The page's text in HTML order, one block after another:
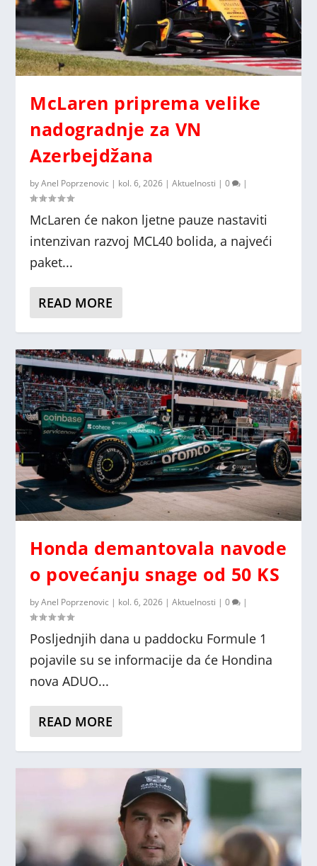
McLaren priprema velike
nadogradnje za VN
Azerbejdžana
byAnel Poprzenovic | kol. 6, 2026 |Aktuelnosti |0 |
McLaren će nakon ljetne pauze nastaviti
intenzivan razvoj MCL40 bolida, a najveći
paket...
READ MORE
Honda demantovala navode
o povećanju snage od 50 KS
byAnel Poprzenovic | kol. 6, 2026 |Aktuelnosti |0 |
Posljednjih dana u paddocku Formule 1
pojavile su se informacije da će Hondina
nova ADUO...
READ MORE